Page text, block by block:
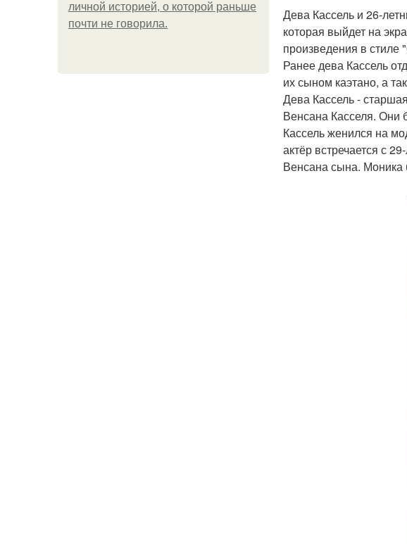
личной историей, о которой раньше
почти не говорила.
Дева Кассель и 26-
которая выйдет на
произведения в стиле
Ранее дева Кассель
их сыном каэтано, а
Дева Кассель -
Венсана Касселя. Они
Кассель женился на
актёр встречается с
Венсана сына. Моника